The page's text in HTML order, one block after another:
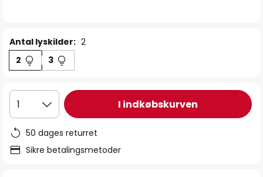
Antal lyskilder: 2
2
3
1 I indkøbskurven
50 dages returret
Sikre betalingsmetoder